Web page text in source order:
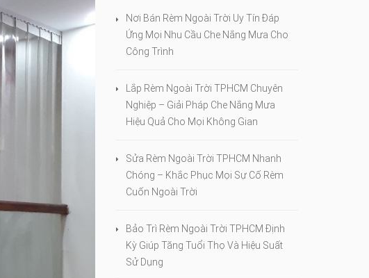
Nơi Bán Rèm Ngoài Trời Uy Tín Đáp
Ứng Mọi Nhu Cầu Che Nắng Mưa Cho
Công Trình
Lắp Rèm Ngoài Trời TPHCM Chuyên
Nghiệp – Giải Pháp Che Nắng Mưa
Hiệu Quả Cho Mọi Không Gian
Sửa Rèm Ngoài Trời TPHCM Nhanh
Chóng – Khắc Phục Mọi Sự Cố Rèm
Cuốn Ngoài Trời
Bảo Trì Rèm Ngoài Trời TPHCM Định
Kỳ Giúp Tăng Tuổi Thọ Và Hiệu Suất
Sử Dụng